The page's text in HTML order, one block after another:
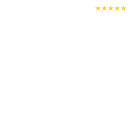
★★★★★